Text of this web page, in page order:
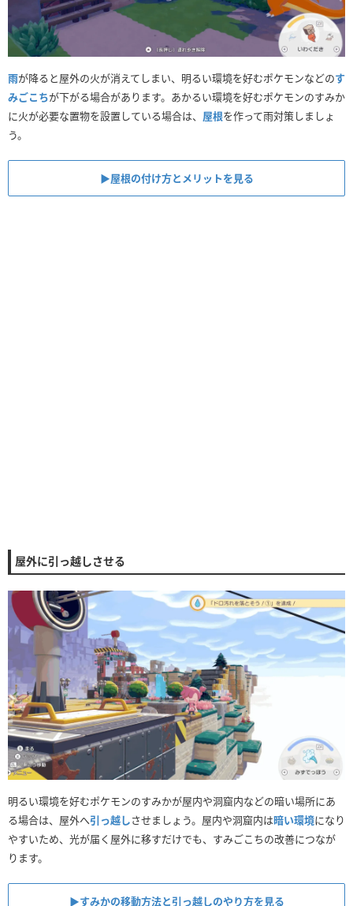
雨が降ると屋外の火が消えてしまい、明るい環境を好むポケモンなどのす
みごこちが下がる場合があります。あかるい環境を好むポケモンのすみか
に火が必要な置物を設置している場合は、 屋根を作って雨対策しましょ
う。
▶︎屋根の付け方とメリットを見る
屋外に引っ越しさせる
明るい環境を好むポケモンのすみかが屋内や洞窟内などの暗い場所にあ
る場合は、屋外へ引っ越しさせましょう。屋内や洞窟内は暗い環境になり
やすいため、光が届く屋外に移すだけでも、すみごこちの改善につなが
ります。
▶︎すみかの移動方法と引っ越しのやり方を見る